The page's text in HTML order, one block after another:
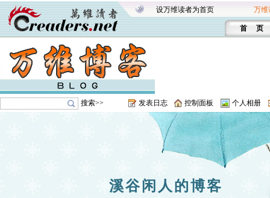
设万维读者为首页 万维
首 页
搜索>> 发表日志 控制面板 个人相册
溪谷闲人的博客